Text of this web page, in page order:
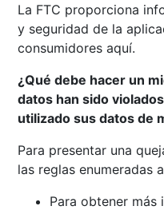
La FTC proporciona
y seguridad de la
consumidoresaquí.
¿Qué debe hacer un
datos han sido
utilizado sus datos de
Para presentar una
las reglas enumeradas
Para obtener